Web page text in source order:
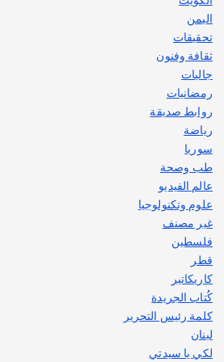
اليمن
تحقيقات
ثقافة وفنون
جاليات
رمضانيات
روابط صديقة
رياضة
سوريا
طب وصحة
عالم الفيديو
علوم وتكنولوجيا
غير مصنف
فلسطين
قطر
كاريكاتير
كُتاب الجريدة
كلمة رئيس التحرير
لبنان
لكي يا سيدتي